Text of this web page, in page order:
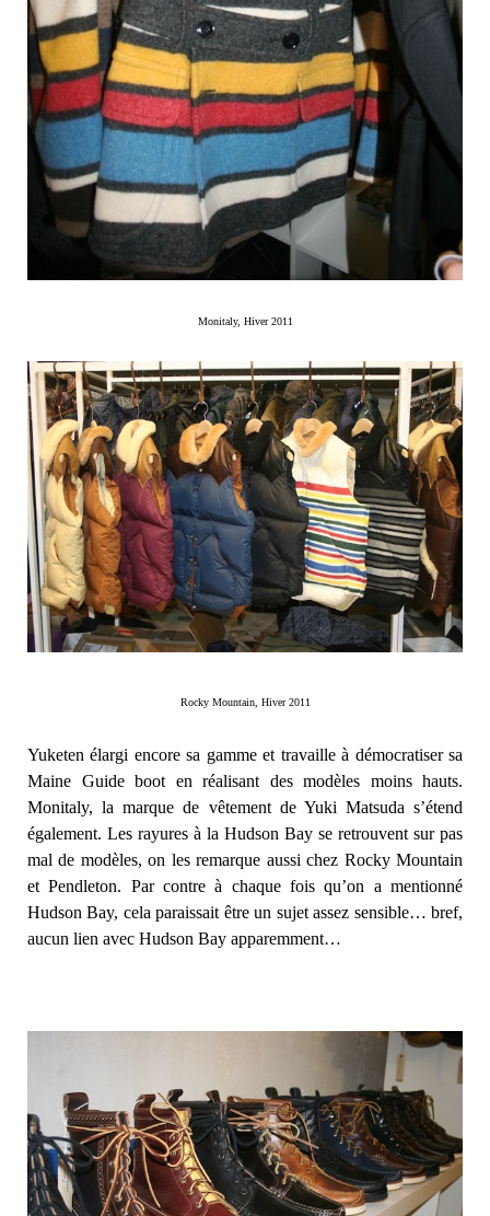
Monitaly, Hiver 2011
Rocky Mountain, Hiver 2011
Yuketen élargi encore sa gamme et travaille à démocratiser sa
Maine Guide boot en réalisant des modèles moins hauts.
Monitaly, la marque de vêtement de Yuki Matsuda s’étend
également. Les rayures à la Hudson Bay se retrouvent sur pas
mal de modèles, on les remarque aussi chez Rocky Mountain
et Pendleton. Par contre à chaque fois qu’on a mentionné
Hudson Bay, cela paraissait être un sujet assez sensible… bref,
aucun lien avec Hudson Bay apparemment…